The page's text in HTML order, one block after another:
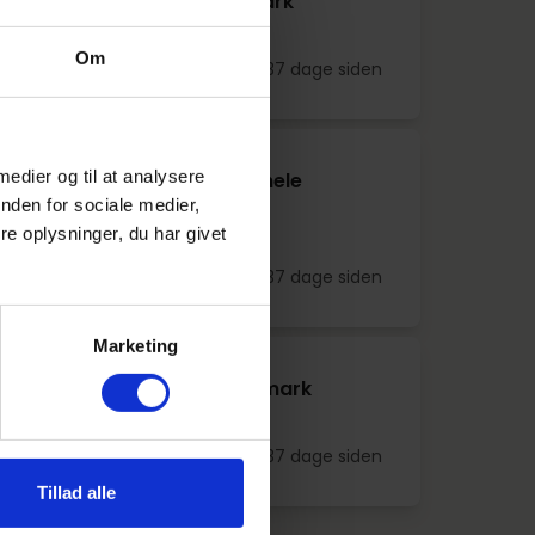
Om
og til at analysere
for sociale medier,
oplysninger, du har givet
Marketing
Tillad alle
Indrykket 37 dage siden
gourmetslagterelever i hele
Indrykket 37 dage siden
ledertrainees i hele Danmark
Indrykket 37 dage siden